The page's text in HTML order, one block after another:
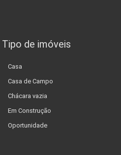
Tipo de imóveis
Casa
Casa de Campo
Chácara vazia
Em Construção
Oportunidade